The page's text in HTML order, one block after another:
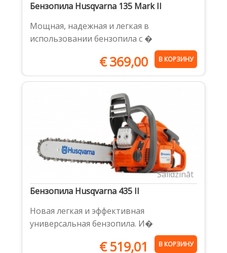
Бензопила Husqvarna 135 Mark II
Мощная, надежная и легкая в
использовании бензопила с �
€369,00 В КОРЗИНУ
Salīdzināt
Бензопила Husqvarna 435 II
Новая легкая и эффективная
универсальная бензопила. И�
€519,01 В КОРЗИНУ